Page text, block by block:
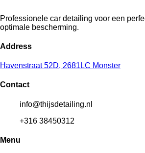
Professionele car detailing voor een
optimale bescherming.
Address
Havenstraat 52D, 2681LC Monster
Contact
info@thijsdetailing.nl
+316 38450312
Menu